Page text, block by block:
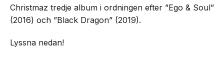
Christmaz tredje album i ordningen efter ”Ego & Soul”
(2016) och ”Black Dragon” (2019).
Lyssna nedan!